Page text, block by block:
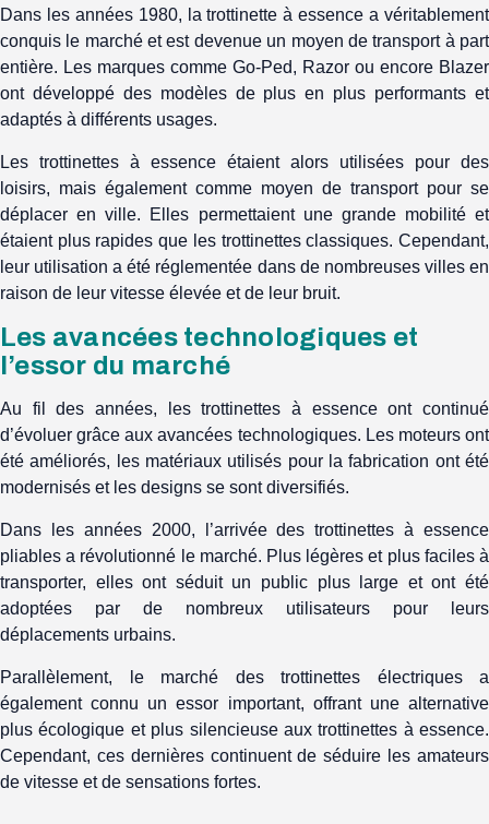
Dans les années 1980, la trottinette à essence a véritablement
conquis le marché et est devenue un moyen de transport à part
entière. Les marques comme Go-Ped, Razor ou encore Blazer
ont développé des modèles de plus en plus performants et
adaptés à différents usages.
Les trottinettes à essence étaient alors utilisées pour des
loisirs, mais également comme moyen de transport pour se
déplacer en ville. Elles permettaient une grande mobilité et
étaient plus rapides que les trottinettes classiques. Cependant,
leur utilisation a été réglementée dans de nombreuses villes en
raison de leur vitesse élevée et de leur bruit.
Les avancées technologiques et
l’essor du marché
Au fil des années, les trottinettes à essence ont continué
d’évoluer grâce aux avancées technologiques. Les moteurs ont
été améliorés, les matériaux utilisés pour la fabrication ont été
modernisés et les designs se sont diversifiés.
Dans les années 2000, l’arrivée des trottinettes à essence
pliables a révolutionné le marché. Plus légères et plus faciles à
transporter, elles ont séduit un public plus large et ont été
adoptées par de nombreux utilisateurs pour leurs
déplacements urbains.
Parallèlement, le marché des trottinettes électriques a
également connu un essor important, offrant une alternative
plus écologique et plus silencieuse aux trottinettes à essence.
Cependant, ces dernières continuent de séduire les amateurs
de vitesse et de sensations fortes.